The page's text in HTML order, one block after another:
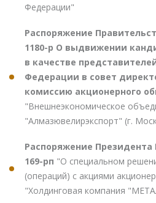
Федерации"
Распоряжение
1180-р О выдвижении
в качестве
Федерации в совет
комиссию акционерного
"Внешнеэкономическое
"Алмазювелирэкспорт" (г.
Распоряжение Президента
169-рп "О специальном
(операций) с акциями
"Холдинговая компания